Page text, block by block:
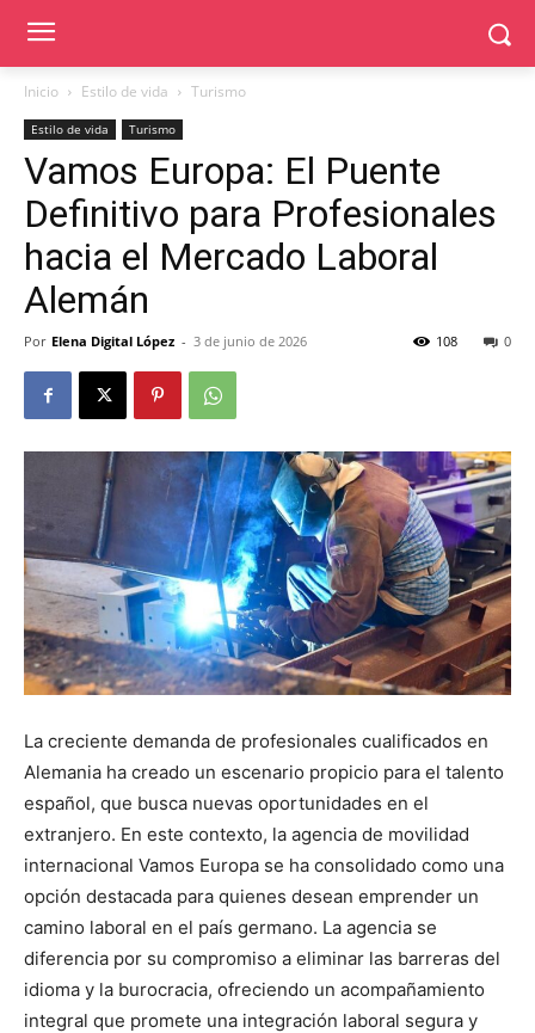
Inicio Estilo de vida Turismo
Estilo de vida Turismo
Vamos Europa: El Puente
Definitivo para Profesionales
hacia el Mercado Laboral
Alemán
Por Elena Digital López - 3 de junio de 2026 0
108
La creciente demanda de profesionales cualificados en
Alemania ha creado un escenario propicio para el talento
español, que busca nuevas oportunidades en el
extranjero. En este contexto, la agencia de movilidad
internacional Vamos Europa se ha consolidado como una
opción destacada para quienes desean emprender un
camino laboral en el país germano. La agencia se
diferencia por su compromiso a eliminar las barreras del
idioma y la burocracia, ofreciendo un acompañamiento
integral que promete una integración laboral segura y